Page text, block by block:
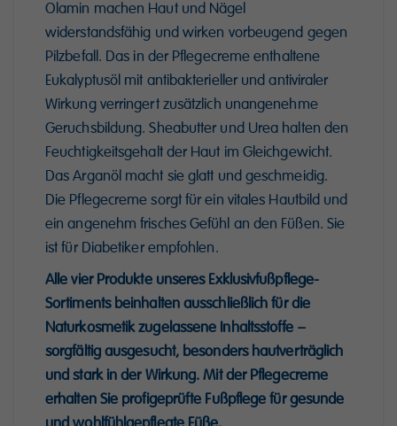
Olamin machen Haut und Nägel
widerstandsfähig und wirken vorbeugend gegen
Pilzbefall. Das in der Pflegecreme enthaltene
Eukalyptusöl mit antibakterieller und antiviraler
Wirkung verringert zusätzlich unangenehme
Geruchsbildung. Sheabutter und Urea halten den
Feuchtigkeitsgehalt der Haut im Gleichgewicht.
Das Arganöl macht sie glatt und geschmeidig.
Die Pflegecreme sorgt für ein vitales Hautbild und
ein angenehm frisches Gefühl an den Füßen. Sie
ist für Diabetiker empfohlen.
Alle vier Produkte unseres Exklusivfußpflege-
Sortiments beinhalten ausschließlich für die
Naturkosmetik zugelassene Inhaltsstoffe –
sorgfältig ausgesucht, besonders hautverträglich
und stark in der Wirkung. Mit der Pflegecreme
erhalten Sie profigeprüfte Fußpflege für gesunde